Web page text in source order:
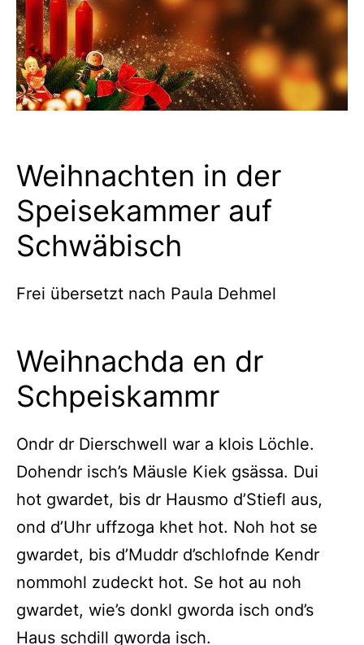
Weihnachten in der
Speisekammer auf
Schwäbisch
Frei übersetzt nach Paula Dehmel
Weihnachda en dr
Schpeiskammr
Ondr dr Dierschwell war a klois Löchle.
Dohendr isch’s Mäusle Kiek gsässa. Dui
hot gwardet, bis dr Hausmo d’Stiefl aus,
ond d’Uhr uffzoga khet hot. Noh hot se
gwardet, bis d’Muddr d’schlofnde Kendr
nommohl zudeckt hot. Se hot au noh
gwardet, wie’s donkl gworda isch ond’s
Haus schdill gworda isch.